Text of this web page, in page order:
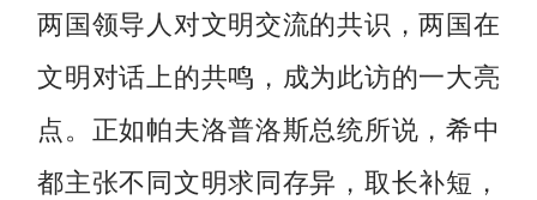
两国领导人对文明交流的共识，两国在
文明对话上的共鸣，成为此访的一大亮
点。正如帕夫洛普洛斯总统所说，希中
都主张不同文明求同存异，取长补短，